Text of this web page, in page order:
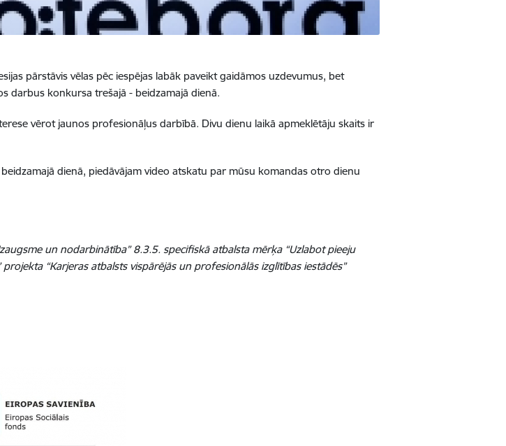
pārstāvis vēlas pēc iespējas labāk paveikt gaidāmos uzdevumus, bet
darbus konkursa trešajā - beidzamajā dienā.
vērot jaunos profesionāļus darbībā. Divu dienu laikā apmeklētāju skaits ir
dienā, piedāvājam video atskatu par mūsu komandas otro dienu
un nodarbinātība” 8.3.5. specifiskā atbalsta mērķa “Uzlabot pieeju
“Karjeras atbalsts vispārējās un profesionālās izglītības iestādēs”